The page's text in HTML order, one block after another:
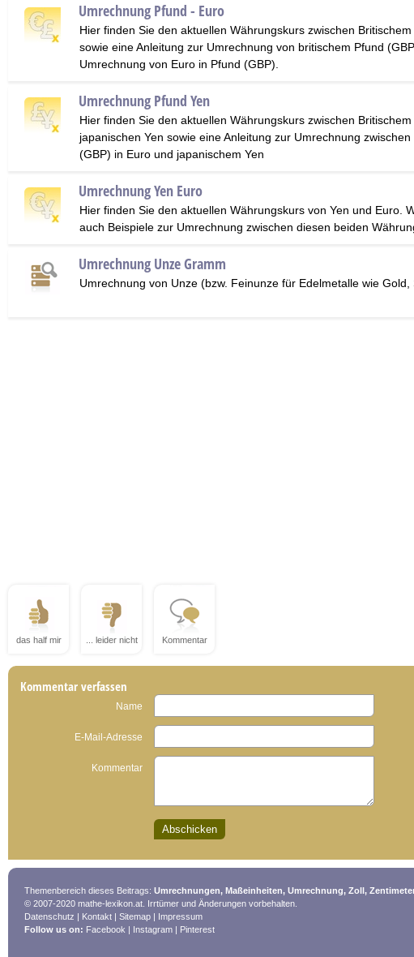
Umrechnung Pfund - Euro
Hier finden Sie den aktuellen Währungskurs zwischen
sowie eine Anleitung zur Umrechnung von britischem Pfund
Umrechnung von Euro in Pfund (GBP).
Umrechnung Pfund Yen
Hier finden Sie den aktuellen Währungskurs zwischen
japanischen Yen sowie eine Anleitung zur Umrechnung
(GBP) in Euro und japanischem Yen
Umrechnung Yen Euro
Hier finden Sie den aktuellen Währungskurs von Yen und Euro.
auch Beispiele zur Umrechnung zwischen diesen beiden
Umrechnung Unze Gramm
Umrechnung von Unze (bzw. Feinunze für Edelmetalle wie Gold,
das half mir ... leider nicht Kommentar
Kommentar verfassen
Name
E-Mail-Adresse
Kommentar
Themenbereich dieses Beitrags: Umrechnungen, Maßeinheiten, Umrechnung, Zoll,
© 2007-2020 mathe-lexikon.at. Irrtümer und Änderungen vorbehalten.
Datenschutz | Kontakt | Sitemap | Impressum
Follow us on: Facebook | Instagram | Pinterest